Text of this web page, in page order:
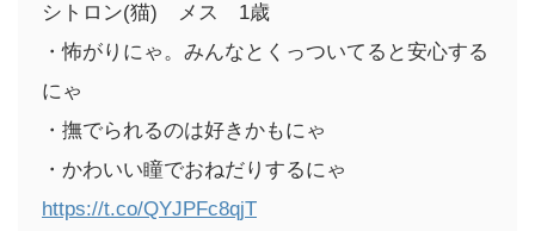
シトロン(猫) メス 1歳
・怖がりにゃ。みんなとくっついてると安心する
にゃ
・撫でられるのは好きかもにゃ
・かわいい瞳でおねだりするにゃ
https://t.co/QYJPFc8qjT